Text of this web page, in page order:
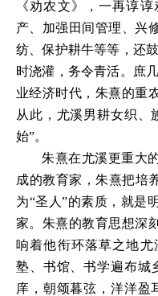
《劝农文》，一再谆
产、加强田间管理、兴
纺、保护耕牛等等，还
时浇灌，务令青活。庶
业经济时代，朱熹的重
从此，尤溪男耕女织、
始”。
朱熹在尤溪更重大
成的教育家，朱熹把培
为“圣人”的素质，就是
家。朱熹的教育思想深
响着他衔环落草之地
塾、书馆、书学遍布城
庠，朝颂暮弦，洋洋盈